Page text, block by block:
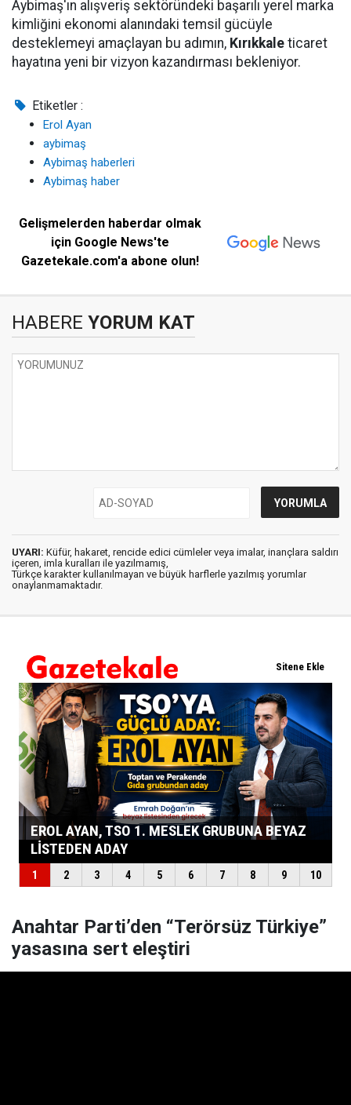
Aybimaş'ın alışveriş sektöründeki başarılı yerel marka
kimliğini ekonomi alanındaki temsil gücüyle
desteklemeyi amaçlayan bu adımın, Kırıkkale ticaret
hayatına yeni bir vizyon kazandırması bekleniyor.
Etiketler :
Erol Ayan
aybimaş
Aybimaş haberleri
Aybimaş haber
Gelişmelerden haberdar olmak
için Google News'te
Gazetekale.com'a abone olun!
HABERE YORUM KAT
UYARI: Küfür, hakaret, rencide edici cümleler veya imalar, inançlara saldırı
içeren, imla kuralları ile yazılmamış,
Türkçe karakter kullanılmayan ve büyük harflerle yazılmış yorumlar
onaylanmamaktadır.
Anahtar Parti’den “Terörsüz Türkiye”
yasasına sert eleştiri